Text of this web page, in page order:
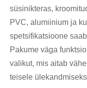
süsinikteras,
PVC, alumiinium ja
spetsifikatsioone
Pakume väga
valikut, mis aitab
teisele